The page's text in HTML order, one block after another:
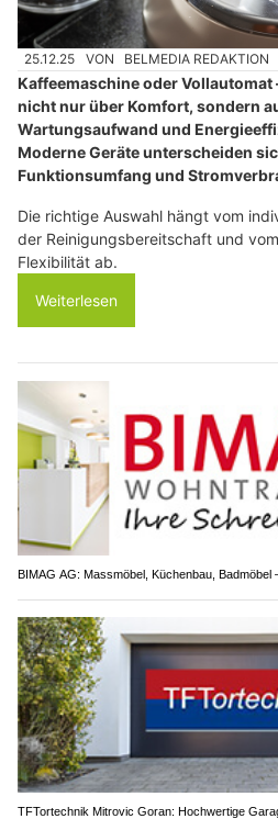
25.12.25 VON BELMEDIA REDAKTION
Kaffeemaschine oder Vollautomat
nicht nur über Komfort, sondern
Wartungsaufwand und
Moderne Geräte unterscheiden
Funktionsumfang und
Die richtige Auswahl hängt vom
der Reinigungsbereitschaft und
Flexibilität ab.
Weiterlesen
BIMAG AG: Massmöbel, Küchenbau, Badmöbel
TFTortechnik Mitrovic Goran: Hochwertige